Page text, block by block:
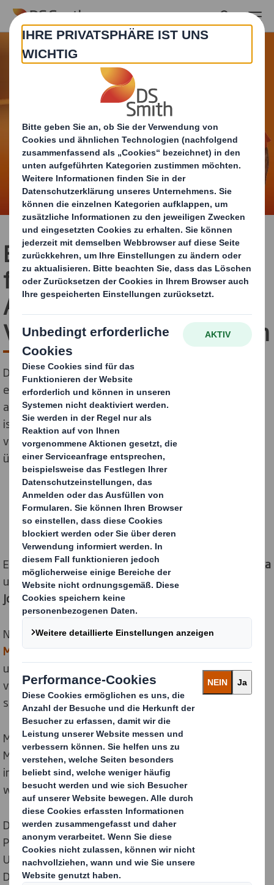
Skip to main content
Einstiegsmöglichkeiten
für Studenten und
Absolventen - Aus der
Vorlesung ins Berufsleben
Du willst endlich Dein Fachwissen aus dem Studium
einsetzen und an realen Projekten und Aufgaben
arbeiten? Dann bist Du bei uns genau richtig. DS Smith
ist stets auf der Suche nach motivierten Talenten, die
von Beginn an verantwortungsvolle Aufgaben
übernehmen wollen.
FINDE HIER DEINEN NEUEN JOB
Erfahre mehr über unserGraduate Programme
Praktika
und dieAbschlussarbeitoder bewirb Dich über unser
Jobportalfür einen festen Job.
Nutze Deinestudentischen (Pflicht-)Praktika oder die
Möglichkeit, als Werkstudent bei uns tätig zu sein, um
uns kennenzulernen. Du kannst Dein Praktikum in
verschiedenen Bereichen absolvieren und wirst in
spannende Themen und Projekte eingebunden.
Mit DeinerAbschlussarbeit, egal ob Bachelor- oder
Masterarbeit, in unserem Unternehmen sammelst Du
interessante Eindrücke und Erfahrungen, die dich
weiterbringen.
DasGraduate Programmeist ein speziell entwickeltes
Programm für motivierte Hochschul- und
Universitätsabsolventen. Dein perfekter Start für
Deine berufliche Zukunft bei DS Smith.